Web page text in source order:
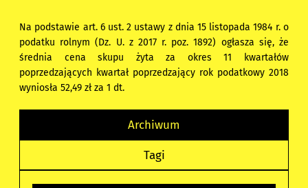
Na podstawie art. 6 ust. 2 ustawy z dnia 15 listopada 1984 r. o
podatku rolnym (Dz. U. z 2017 r. poz. 1892) ogłasza się, że
średnia cena skupu żyta za okres 11 kwartałów
poprzedzających kwartał poprzedzający rok podatkowy 2018
wyniosła 52,49 zł za 1 dt.
Archiwum
Tagi